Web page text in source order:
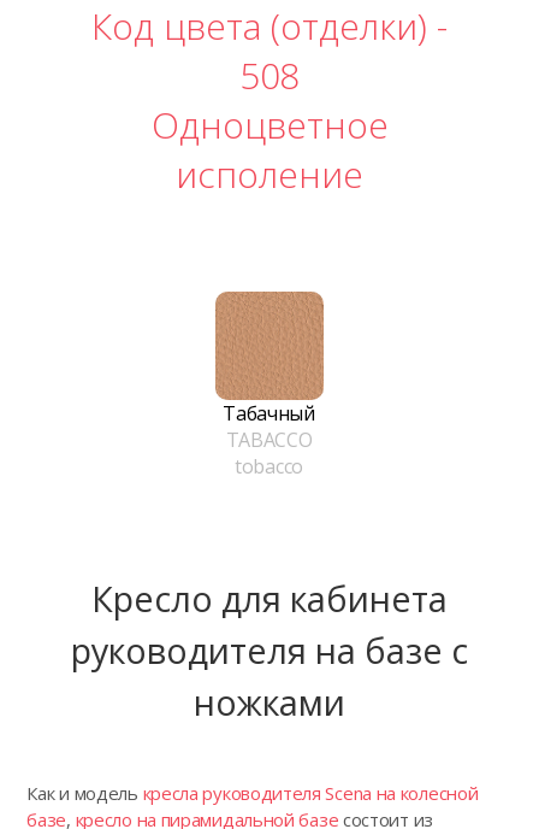
Код цвета (отделки) -
508
Одноцветное
исполение
Табачный
TABACCO
tobacco
Кресло для кабинета
руководителя на базе с
ножками
Как и модель кресла руководителя Scena на колесной
базе, кресло на пирамидальной базе состоит из